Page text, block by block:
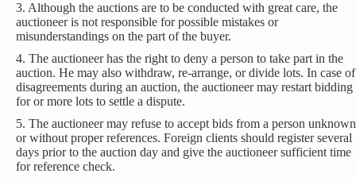
3. Although the auctions are to be conducted with great care, the
auctioneer is not responsible for possible mistakes or
misunderstandings on the part of the buyer.
4. The auctioneer has the right to deny a person to take part in the
auction. He may also withdraw, re-arrange, or divide lots. In case of
disagreements during an auction, the auctioneer may restart bidding
for or more lots to settle a dispute.
5. The auctioneer may refuse to accept bids from a person unknown
or without proper references. Foreign clients should register several
days prior to the auction day and give the auctioneer sufficient time
for reference check.